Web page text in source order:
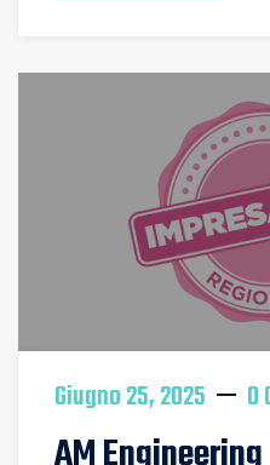
Giugno 25, 2025 0